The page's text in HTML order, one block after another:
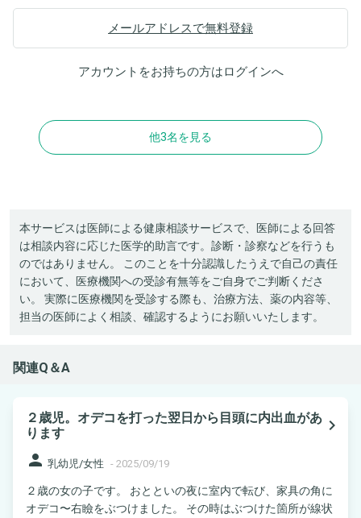
メールアドレスで無料登録
アカウントをお持ちの方はログインへ
他3名を見る
本サービスは医師による健康相談サービスで、医師による回答
は相談内容に応じた医学的助言です。診断・診察などを行うも
のではありません。 このことを十分認識したうえで自己の責任
において、医療機関への受診有無等をご自身でご判断くださ
い。 実際に医療機関を受診する際も、治療方法、薬の内容等、
担当の医師によく相談、確認するようにお願いいたします。
関連Q＆A
２歳児。オデコを打った翌日から目頭に内出血があ
ります
navigate_next
person 乳幼児/女性 - 2025/09/19
２歳の女の子です。 おとといの夜に室内で転び、家具の角に
オデコ〜右瞼をぶつけました。 その時はぶつけた箇所が線状